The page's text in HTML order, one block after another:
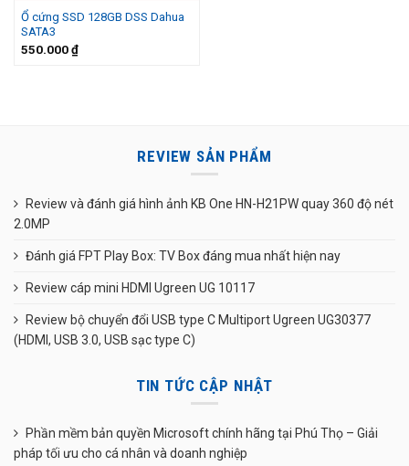
Ổ cứng SSD 128GB DSS Dahua
SATA3
550.000₫
REVIEW SẢN PHẨM
Review và đánh giá hình ảnh KB One HN-H21PW quay 360 độ nét
2.0MP
Đánh giá FPT Play Box: TV Box đáng mua nhất hiện nay
Review cáp mini HDMI Ugreen UG 10117
Review bộ chuyển đổi USB type C Multiport Ugreen UG30377
(HDMI, USB 3.0, USB sạc type C)
TIN TỨC CẬP NHẬT
Phần mềm bản quyền Microsoft chính hãng tại Phú Thọ – Giải
pháp tối ưu cho cá nhân và doanh nghiệp